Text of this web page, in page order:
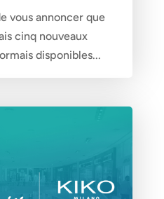
vous annoncer que
cinq nouveaux
disponibles...